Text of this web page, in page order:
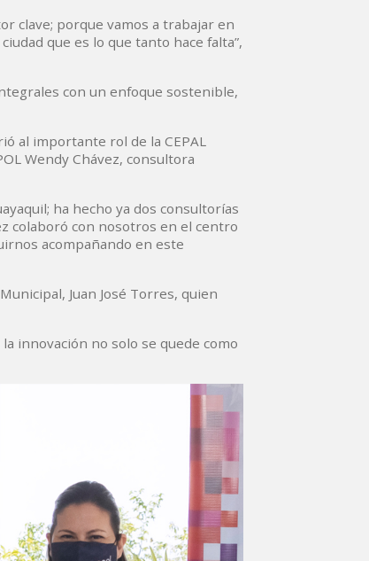
clave; porque vamos a trabajar en
que es lo que tanto hace falta”,
con un enfoque sostenible,
al importante rol de la CEPAL
Wendy Chávez, consultora
ha hecho ya dos consultorías
colaboró con nosotros en el centro
acompañando en este
Juan José Torres, quien
innovación no solo se quede como